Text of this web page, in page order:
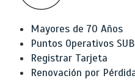
Mayores de 70 Años
Puntos Operativos
Registrar Tarjeta
Renovación por